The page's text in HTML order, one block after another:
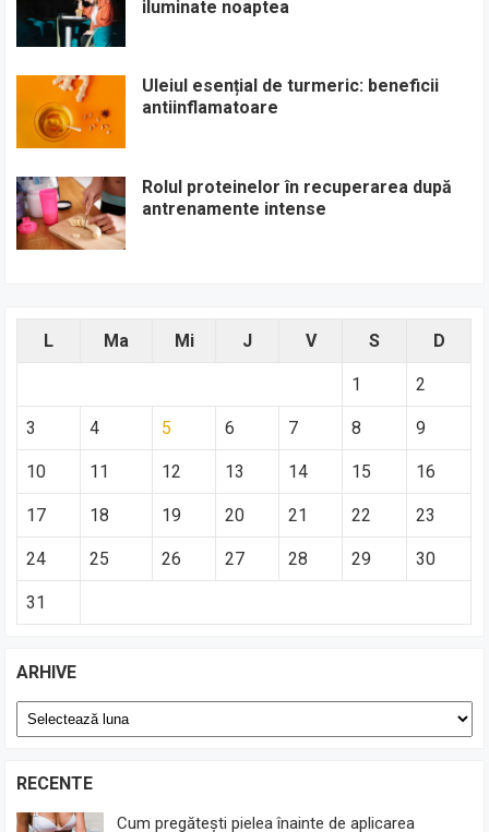
iluminate noaptea
Uleiul esențial de turmeric: beneficii
antiinflamatoare
Rolul proteinelor în recuperarea după
antrenamente intense
L Ma Mi J V S D
1 2
3 4 5 6 7 8 9
10 11 12 13 14 15 16
17 18 19 20 21 22 23
24 25 26 27 28 29 30
31
ARHIVE
Arhive
RECENTE
Cum pregătești pielea înainte de aplicarea